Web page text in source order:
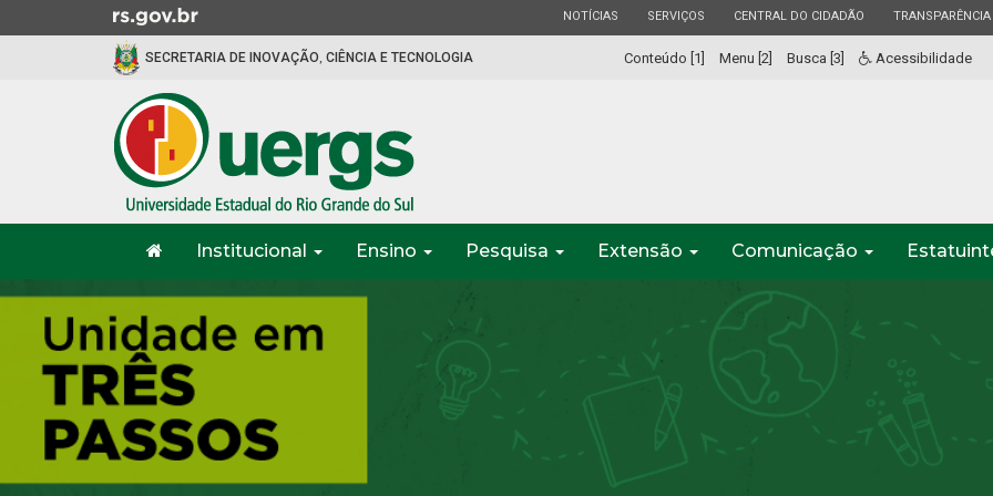
para
Ir
a
busca
ESTADO
NOTÍCIAS ESTADO
SERVIÇOS ESTADO
CENTRAL DO CIDADÃO ESTADO
TRANSPARÊNCIA
SECRETARIA DE INOVAÇÃO, CIÊNCIA E TECNOLOGIA Conteúdo [1] Menu [2] Busca [3] Acessibilidade
do
Institucional Ensino Pesquisa Extensão Comunicação
Início
conteúdo